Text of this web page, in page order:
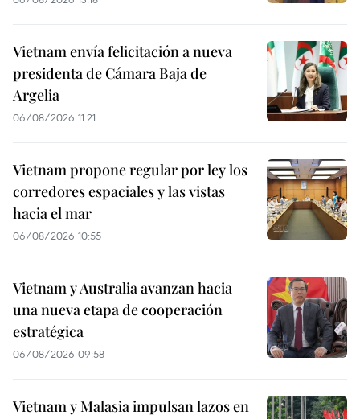
Vietnam envía felicitación a nueva
presidenta de Cámara Baja de
Argelia
06/08/2026 11:21
Vietnam propone regular por ley los
corredores espaciales y las vistas
hacia el mar
06/08/2026 10:55
Vietnam y Australia avanzan hacia
una nueva etapa de cooperación
estratégica
06/08/2026 09:58
Vietnam y Malasia impulsan lazos en